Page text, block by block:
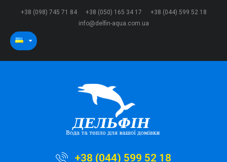
+38 (098) 745 71 84 +38 (050) 165 34 17
+38 (044) 599 52 18
info@delfin-aqua.com.ua
+38 (044) 599 52 18